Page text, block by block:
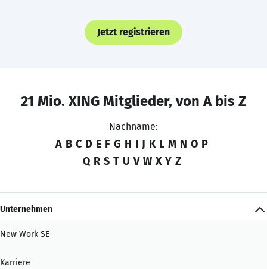
Jetzt registrieren
21 Mio. XING Mitglieder, von A bis Z
Nachname:
A B C D E F G H I J K L M N O P
Q R S T U V W X Y Z
Unternehmen
New Work SE
Karriere